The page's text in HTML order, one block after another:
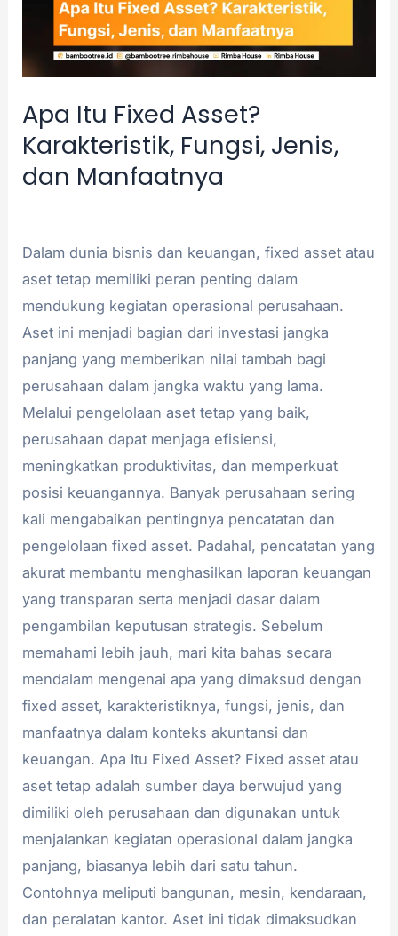
Apa Itu Fixed Asset?
Karakteristik, Fungsi, Jenis,
dan Manfaatnya
Dalam dunia bisnis dan keuangan, fixed asset atau
aset tetap memiliki peran penting dalam
mendukung kegiatan operasional perusahaan.
Aset ini menjadi bagian dari investasi jangka
panjang yang memberikan nilai tambah bagi
perusahaan dalam jangka waktu yang lama.
Melalui pengelolaan aset tetap yang baik,
perusahaan dapat menjaga efisiensi,
meningkatkan produktivitas, dan memperkuat
posisi keuangannya. Banyak perusahaan sering
kali mengabaikan pentingnya pencatatan dan
pengelolaan fixed asset. Padahal, pencatatan yang
akurat membantu menghasilkan laporan keuangan
yang transparan serta menjadi dasar dalam
pengambilan keputusan strategis. Sebelum
memahami lebih jauh, mari kita bahas secara
mendalam mengenai apa yang dimaksud dengan
fixed asset, karakteristiknya, fungsi, jenis, dan
manfaatnya dalam konteks akuntansi dan
keuangan. Apa Itu Fixed Asset? Fixed asset atau
aset tetap adalah sumber daya berwujud yang
dimiliki oleh perusahaan dan digunakan untuk
menjalankan kegiatan operasional dalam jangka
panjang, biasanya lebih dari satu tahun.
Contohnya meliputi bangunan, mesin, kendaraan,
dan peralatan kantor. Aset ini tidak dimaksudkan
Jenis,
Manfaatnya